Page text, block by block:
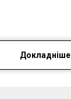
Докладніше